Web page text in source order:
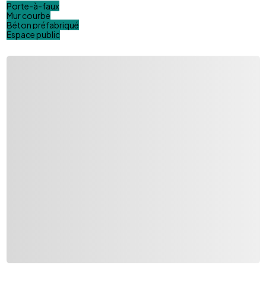
Porte-à-faux
Mur courbe
Béton préfabriqué
Espace public